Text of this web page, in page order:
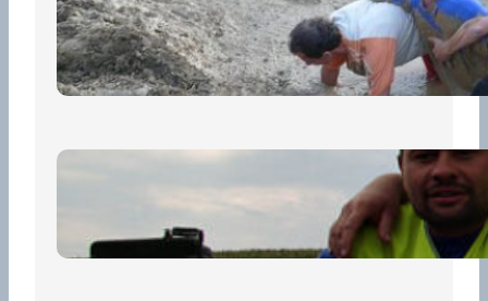
„Prase za prase“: Kdo doběhne
první, vyhraje!
30 června, 2026
Bezpečnost na prvním místě
15 května, 2026